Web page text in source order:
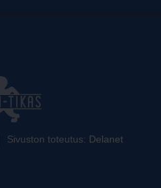
Sivuston toteutus: Delanet